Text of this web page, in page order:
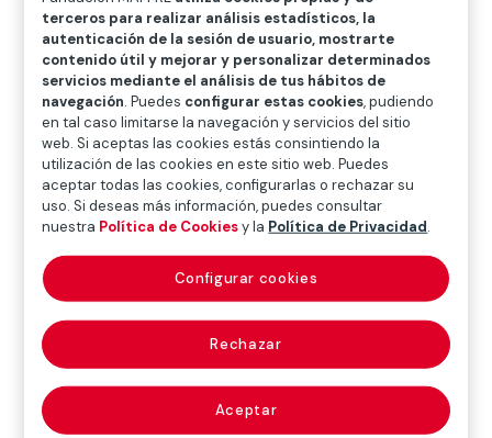
Un año más la convocatoria de nuestrosPremios
Fundación MAPFRE a la Innovación Socialha suscitado
el interés de cientos de innovadores sociales que nos
han hecho llegar sus proyectos.
Sus propuestas demuestran que la innovación social
sigue siendo una de las herramientas básicas de
transformación de nuestra sociedad, aportando ideas
realizables que resuelven problemas reales. Entre los
347 proyectos presentados a esta sexta edición de
nuestro certamen,148 corresponden a ideas de
emprendedores sociales de Latam.
Así, Latam sigue aportando gran cantidad deideas
para solucionar problemas reales
y la salud se ha
erigido como el ámbito que más interés ha suscitado.
terceros para realizar análisis estadísticos, la
autenticación de la sesión de usuario, mostrarte
contenido útil y mejorar y personalizar determinados
servicios mediante el análisis de tus hábitos de
navegación. Puedes configurar estas cookies, pudiendo
en tal caso limitarse la navegación y servicios del sitio
web. Si aceptas las cookies estás consintiendo la
utilización de las cookies en este sitio web. Puedes
aceptar todas las cookies, configurarlas o rechazar su
uso. Si deseas más información, puedes consultar
nuestra Política de Cookiesy la Política de Privacidad.
Rechazar
Aceptar
Configurar cookies